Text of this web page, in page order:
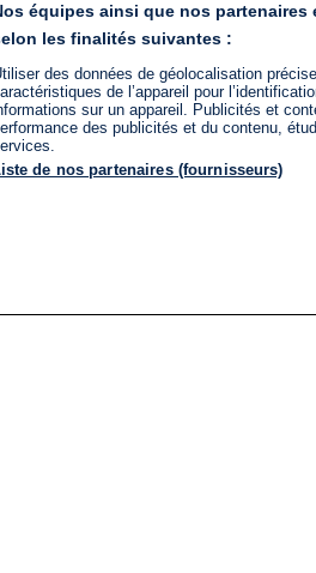
équipes ainsi que nos
les finalités suivantes :
des données de géolocalisation
de l’appareil pour
sur un appareil. Publicités et
des publicités et du contenu,
de nos partenaires (fournisseurs)